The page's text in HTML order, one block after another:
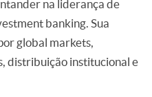
na liderança de
banking. Sua
global markets,
distribuição institucional e